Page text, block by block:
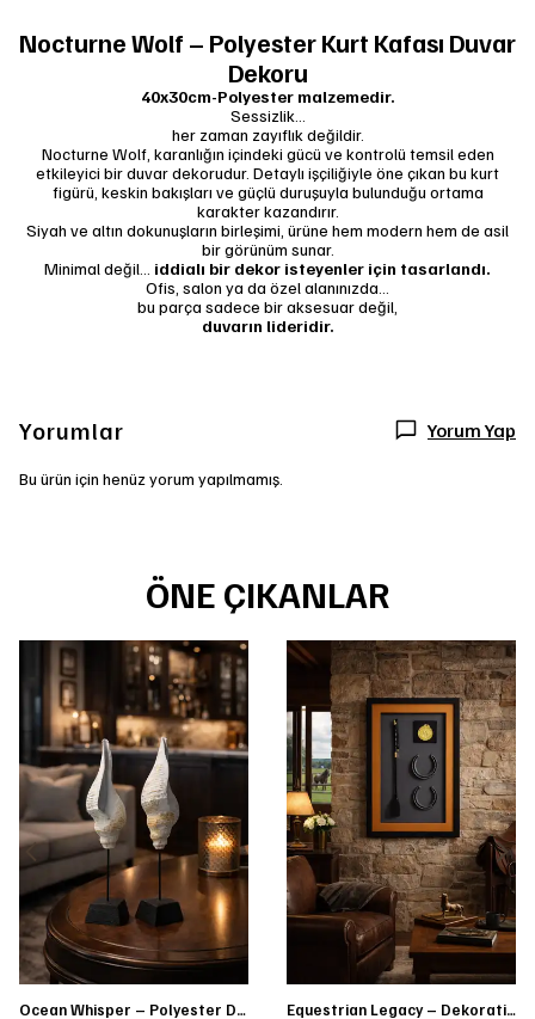
Nocturne Wolf – Polyester Kurt Kafası Duvar
Dekoru
40x30cm-Polyester malzemedir.
Sessizlik…
her zaman zayıflık değildir.
Nocturne Wolf, karanlığın içindeki gücü ve kontrolü temsil eden
etkileyici bir duvar dekorudur. Detaylı işçiliğiyle öne çıkan bu kurt
figürü, keskin bakışları ve güçlü duruşuyla bulunduğu ortama
karakter kazandırır.
Siyah ve altın dokunuşların birleşimi, ürüne hem modern hem de asil
bir görünüm sunar.
Minimal değil… iddialı bir dekor isteyenler için tasarlandı.
Ofis, salon ya da özel alanınızda…
bu parça sadece bir aksesuar değil,
duvarın lideridir.
Yorumlar Yorum Yap
Bu ürün için henüz yorum yapılmamış.
ÖNE ÇIKANLAR
Ocean Whisper – Polyester Deniz Kabuğu Dekor Seti Equestrian Legacy – Dekoratif Çerçeve Objesi